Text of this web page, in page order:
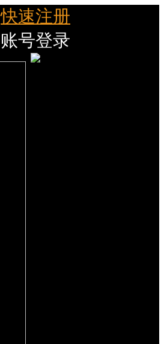
快速注册
账号登录